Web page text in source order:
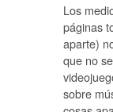
Los
páginas
aparte)
que no
sobre